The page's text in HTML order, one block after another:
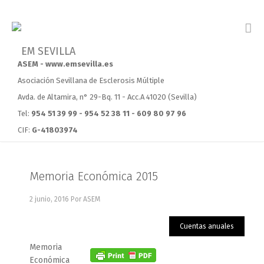
ASEM - www.emsevilla.es
Asociación Sevillana de Esclerosis Múltiple
Avda. de Altamira, n° 29-Bq. 11 - Acc.A 41020 (Sevilla)
Tel: 954 51 39 99 - 954 52 38 11 - 609 80 97 96
CIF: G-41803974
Memoria Económica 2015
2 junio, 2016 Por ASEM
Cuentas anuales
Memoria
Económica